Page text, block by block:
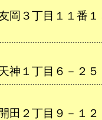
岡３丁目１１番１
１丁目６－２５
２丁目９－１２